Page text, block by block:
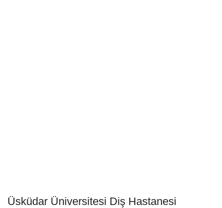
Üsküdar Üniversitesi Diş Hastanesi